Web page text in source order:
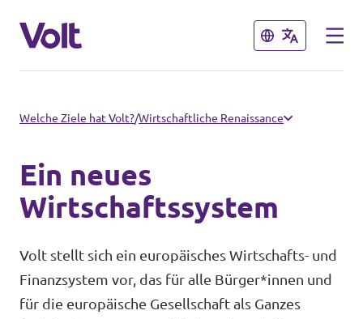
Schließen
Volt in Nordrhein-Westfalen
Website von Volt NRW
Volt vor Ort in NRW
Volt in Deutschland
Website
Schließen
Programm
Menschen
Welche Ziele hat Volt?/Wirtschaftliche Renaissance
Ein neues
Wirtschaftssystem
Volt stellt sich ein europäisches Wirtschafts- und
Finanzsystem vor, das für alle Bürger*innen und
für die europäische Gesellschaft als Ganzes